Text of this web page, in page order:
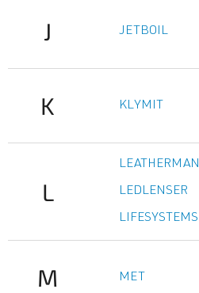
J JETBOIL
K KLYMIT
L
LEATHERMAN
LEDLENSER
LIFESYSTEMS
M MET